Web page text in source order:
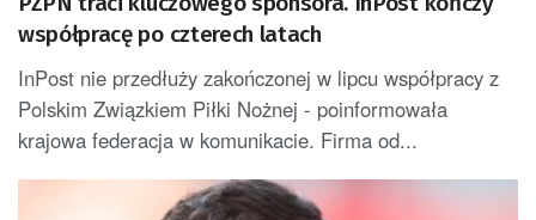
współpracę po czterech latach
InPost nie przedłuży zakończonej w lipcu współpracy z
Polskim Związkiem Piłki Nożnej - poinformowała
krajowa federacja w komunikacie. Firma od...